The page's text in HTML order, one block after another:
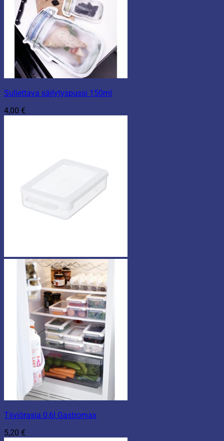
Suljettava säilytyspussi 150ml
4,00 €
Tiiviörasia 0,6l Gastromax
5,20 €